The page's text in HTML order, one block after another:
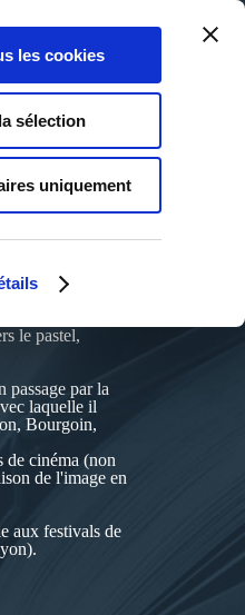
les cookies
sélection
uniquement
0
Panier
le pastel,
passage par la
laquelle il
Bourgoin,
de cinéma (non
de l'image en
aux festivals de